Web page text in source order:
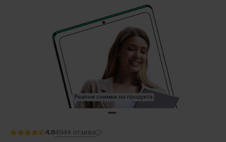
Реални снимки на продукта
4.84944 отзива